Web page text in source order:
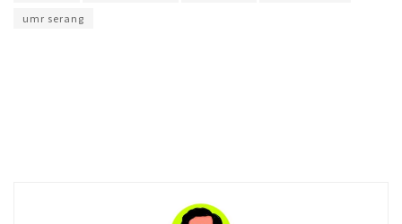
umr serang